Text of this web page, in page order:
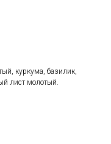
куркума, базилик,
лист молотый.